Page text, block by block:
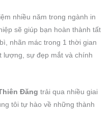
nhiều năm trong ngành in
sẽ giúp bạn hoàn thành tất
nhãn mác trong 1 thời gian
lượng, sự đẹp mắt và chính
Đăng trải qua nhiều giai
tôi tự hào về những thành